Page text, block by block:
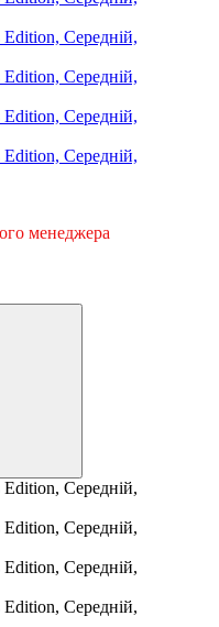
менеджера